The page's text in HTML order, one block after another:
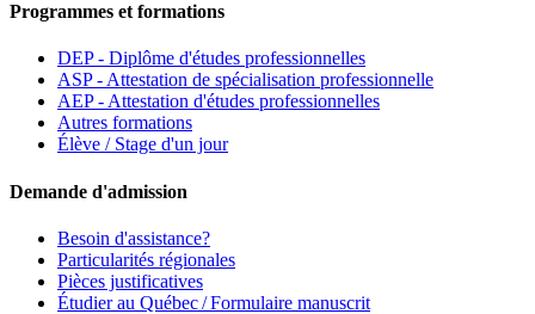
Programmes et formations
DEP - Diplôme d'études professionnelles
ASP - Attestation de spécialisation professionnelle
AEP - Attestation d'études professionnelles
Autres formations
Élève / Stage d'un jour
Demande d'admission
Besoin d'assistance?
Particularités régionales
Pièces justificatives
Étudier au Québec / Formulaire manuscrit